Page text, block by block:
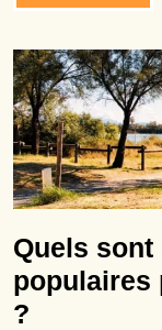
Quels
populaires
?